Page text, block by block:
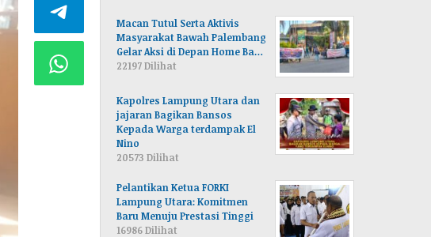
Macan Tutul Serta Aktivis
Masyarakat Bawah Palembang
Gelar Aksi di Depan Home Ba…
22197 Dilihat
Kapolres Lampung Utara dan
jajaran Bagikan Bansos
Kepada Warga terdampak El
Nino
20573 Dilihat
Pelantikan Ketua FORKI
Lampung Utara: Komitmen
Baru Menuju Prestasi Tinggi
16986 Dilihat